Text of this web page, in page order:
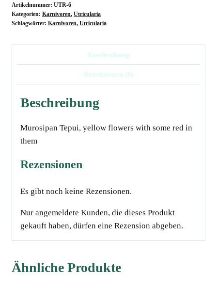
Artikelnummer: UTR-6
Kategorien: Karnivoren, Utricularia
Schlagwörter: Karnivoren, Utricularia
Beschreibung
Rezensionen (0)
Beschreibung
Murosipan Tepui, yellow flowers with some red in
them
Rezensionen
Es gibt noch keine Rezensionen.
Nur angemeldete Kunden, die dieses Produkt
gekauft haben, dürfen eine Rezension abgeben.
Ähnliche Produkte